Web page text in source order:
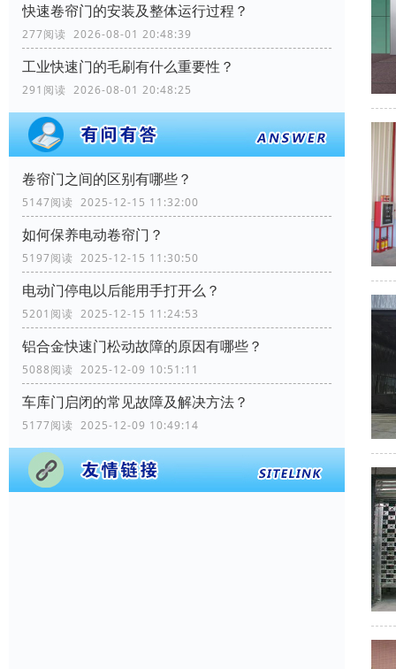
快速卷帘门的安装及整体运行过程？
277阅读 2026-08-01 20:48:39
工业快速门的毛刷有什么重要性？
291阅读 2026-08-01 20:48:25
卷帘门之间的区别有哪些？
5147阅读 2025-12-15 11:32:00
如何保养电动卷帘门？
5197阅读 2025-12-15 11:30:50
电动门停电以后能用手打开么？
5201阅读 2025-12-15 11:24:53
铝合金快速门松动故障的原因有哪些？
5088阅读 2025-12-09 10:51:11
车库门启闭的常见故障及解决方法？
5177阅读 2025-12-09 10:49:14